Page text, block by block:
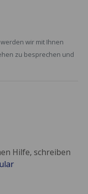
wir mit Ihnen
zu besprechen und
Hilfe, schreiben